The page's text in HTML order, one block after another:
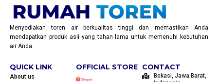
Menyediakan toren air berkualitas tinggi dan memastikan Anda
mendapatkan produk asli yang tahan lama untuk memenuhi kebutuhan
air Anda.
QUICK LINK
About us
OFFICIAL STORE CONTACT
Bekasi, Jawa Barat,